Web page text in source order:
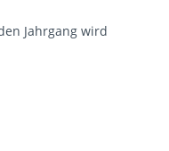
Jahrgang wird